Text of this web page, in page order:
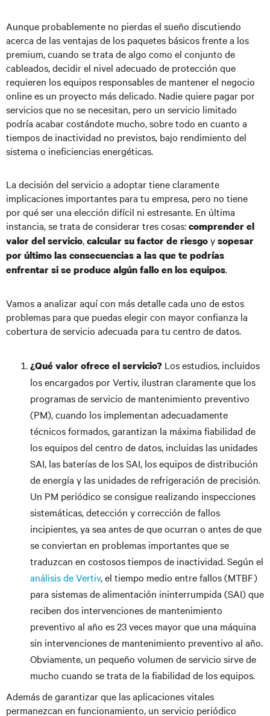
Aunque probablemente no pierdas el sueño discutiendo
acerca de las ventajas de los paquetes básicos frente a los
premium, cuando se trata de algo como el conjunto de
cableados, decidir el nivel adecuado de protección que
requieren los equipos responsables de mantener el negocio
online es un proyecto más delicado. Nadie quiere pagar por
servicios que no se necesitan, pero un servicio limitado
podría acabar costándote mucho, sobre todo en cuanto a
tiempos de inactividad no previstos, bajo rendimiento del
sistema o ineficiencias energéticas.
La decisión del servicio a adoptar tiene claramente
implicaciones importantes para tu empresa, pero no tiene
por qué ser una elección difícil ni estresante. En última
instancia, se trata de considerar tres cosas:comprender el
valor del servicio,calcular su factor de riesgoysopesar
por último las consecuencias a las que te podrías
enfrentar si se produce algún fallo en los equipos.
Vamos a analizar aquí con más detalle cada uno de estos
problemas para que puedas elegir con mayor confianza la
cobertura de servicio adecuada para tu centro de datos.
¿Qué valor ofrece el servicio? Los estudios, incluidos
los encargados por Vertiv, ilustran claramente que los
programas de servicio de mantenimiento preventivo
(PM), cuando los implementan adecuadamente
técnicos formados, garantizan la máxima fiabilidad de
los equipos del centro de datos, incluidas las unidades
SAI, las baterías de los SAI, los equipos de distribución
de energía y las unidades de refrigeración de precisión.
Un PM periódico se consigue realizando inspecciones
sistemáticas, detección y corrección de fallos
incipientes, ya sea antes de que ocurran o antes de que
se conviertan en problemas importantes que se
traduzcan en costosos tiempos de inactividad. Según el
análisis de Vertiv, el tiempo medio entre fallos (MTBF)
para sistemas de alimentación ininterrumpida (SAI) que
reciben dos intervenciones de mantenimiento
preventivo al año es 23 veces mayor que una máquina
sin intervenciones de mantenimiento preventivo al año.
Obviamente, un pequeño volumen de servicio sirve de
mucho cuando se trata de la fiabilidad de los equipos.
Además de garantizar que las aplicaciones vitales
permanezcan en funcionamiento, un servicio periódico